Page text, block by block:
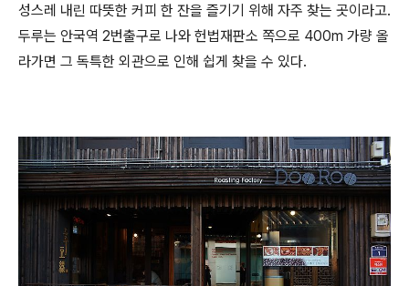
성스레 내린 따뜻한 커피 한 잔을 즐기기 위해 자주 찾는 곳이라고.
두루는 안국역 2번출구로 나와 헌법재판소 쪽으로 400m 가량 올
라가면 그 독특한 외관으로 인해 쉽게 찾을 수 있다.